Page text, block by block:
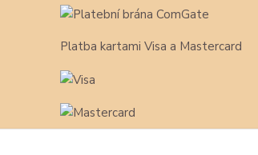
Platba kartami Visa a Mastercard